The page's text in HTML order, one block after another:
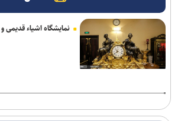
پیام وزیر کشور به مناسبت روز خبرنگار
یورش صهیونیست‌ها به چند منطقه در کرانه باختری
نمایشگاه اشیاء